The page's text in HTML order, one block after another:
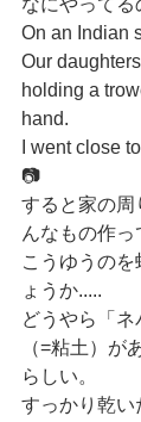
なにやってる
On an Indian
Our
holding a
hand.
I went close
📷
すると家の周
んなもの作っ
こうゆうの
ょうか.....
どうやら「
（=粘土）が
らしい。
すっかり乾い